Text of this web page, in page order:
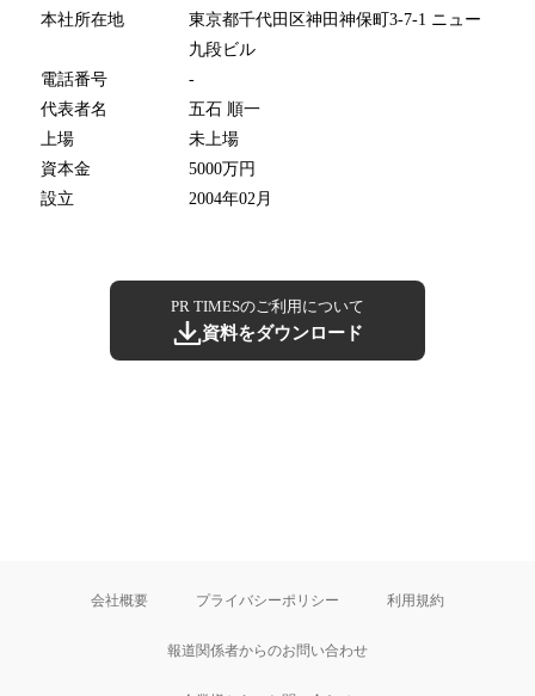
本社所在地
東京都千代田区神田神保町3-7-1 ニュー
九段ビル
電話番号
-
代表者名
五石 順一
上場
未上場
資本金
5000万円
設立
2004年02月
PR TIMESのご利用について
資料をダウンロード
会社概要 プライバシーポリシー 利用規約
報道関係者からのお問い合わせ